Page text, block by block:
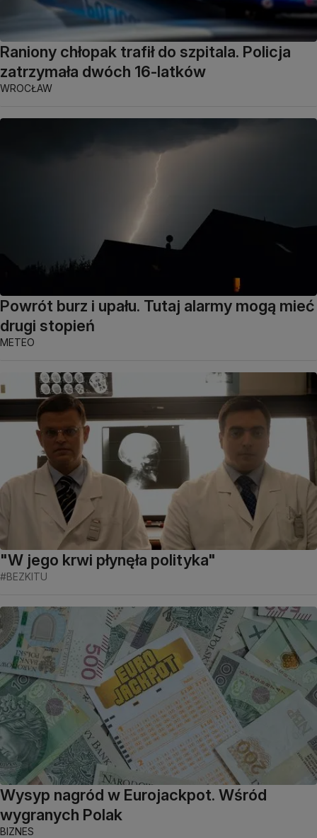
Raniony chłopak trafił do szpitala. Policja
zatrzymała dwóch 16-latków
WROCŁAW
Powrót burz i upału. Tutaj alarmy mogą mieć
drugi stopień
METEO
"W jego krwi płynęła polityka"
#BEZKITU
Wysyp nagród w Eurojackpot. Wśród
wygranych Polak
BIZNES